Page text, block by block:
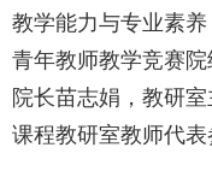
教学能力与专业素
青年教师教学竞赛
院长苗志娟，教研
课程教研室教师代表